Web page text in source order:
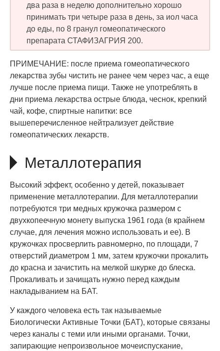
два раза в неделю дополнительно хорошо
принимать три четыре раза в день, за иол часа
до еды, по 8 гранул гомеопатического
препарата СТАФИЗАГРИЯ 200.
ПРИМЕЧАНИЕ: после приема гомеопатического
лекарства зубы чистить не ранее чем через час, а еще
лучше после приема пищи. Также не употреблять в
дни приема лекарства острые блюда, чеснок, крепкий
чай, кофе, спиртные напитки: все
вышеперечисленное нейтрализует действие
гомеопатических лекарств.
Металлотерапия
Высокий эффект, особенно у детей, показывает
применение металлотерапии. Для металлотерапии
потребуются три медных кружочка размером с
двухкопеечную монету выпуска 1961 года (в крайнем
случае, для лечения можно использовать и ее). В
кружочках просверлить равномерно, по площади, 7
отверстий диаметром 1 мм, затем кружочки прокалить
до красна и зачистить на мелкой шкурке до блеска.
Прокаливать и зачищать нужно перед каждым
накладыванием на БАТ.
У каждого человека есть так называемые
Биологически Активные Точки (БАТ), которые связаны
через каналы с теми или иными органами. Точки,
запирающие непроизвольное мочеиспускание,